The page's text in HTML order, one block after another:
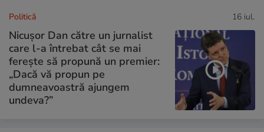
Politică 16 iul.
Nicușor Dan către un jurnalist
care l-a întrebat cât se mai
ferește să propună un premier:
„Dacă vă propun pe
dumneavoastră ajungem
undeva?”